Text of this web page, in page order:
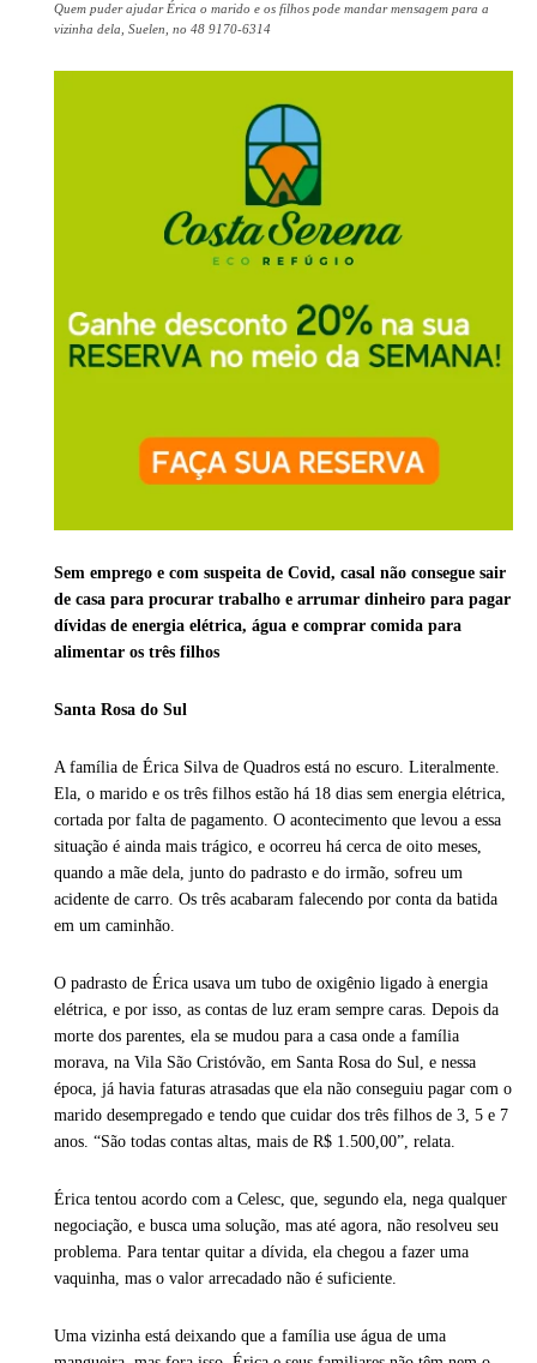
Quem puder ajudar Érica o marido e os filhos pode mandar mensagem para a
vizinha dela, Suelen, no 48 9170-6314
Sem emprego e com suspeita de Covid, casal não consegue sair
de casa para procurar trabalho e arrumar dinheiro para pagar
dívidas de energia elétrica, água e comprar comida para
alimentar os três filhos
Santa Rosa do Sul
A família de Érica Silva de Quadros está no escuro. Literalmente.
Ela, o marido e os três filhos estão há 18 dias sem energia elétrica,
cortada por falta de pagamento. O acontecimento que levou a essa
situação é ainda mais trágico, e ocorreu há cerca de oito meses,
quando a mãe dela, junto do padrasto e do irmão, sofreu um
acidente de carro. Os três acabaram falecendo por conta da batida
em um caminhão.
O padrasto de Érica usava um tubo de oxigênio ligado à energia
elétrica, e por isso, as contas de luz eram sempre caras. Depois da
morte dos parentes, ela se mudou para a casa onde a família
morava, na Vila São Cristóvão, em Santa Rosa do Sul, e nessa
época, já havia faturas atrasadas que ela não conseguiu pagar com o
marido desempregado e tendo que cuidar dos três filhos de 3, 5 e 7
anos. “São todas contas altas, mais de R$ 1.500,00”, relata.
Érica tentou acordo com a Celesc, que, segundo ela, nega qualquer
negociação, e busca uma solução, mas até agora, não resolveu seu
problema. Para tentar quitar a dívida, ela chegou a fazer uma
vaquinha, mas o valor arrecadado não é suficiente.
Uma vizinha está deixando que a família use água de uma